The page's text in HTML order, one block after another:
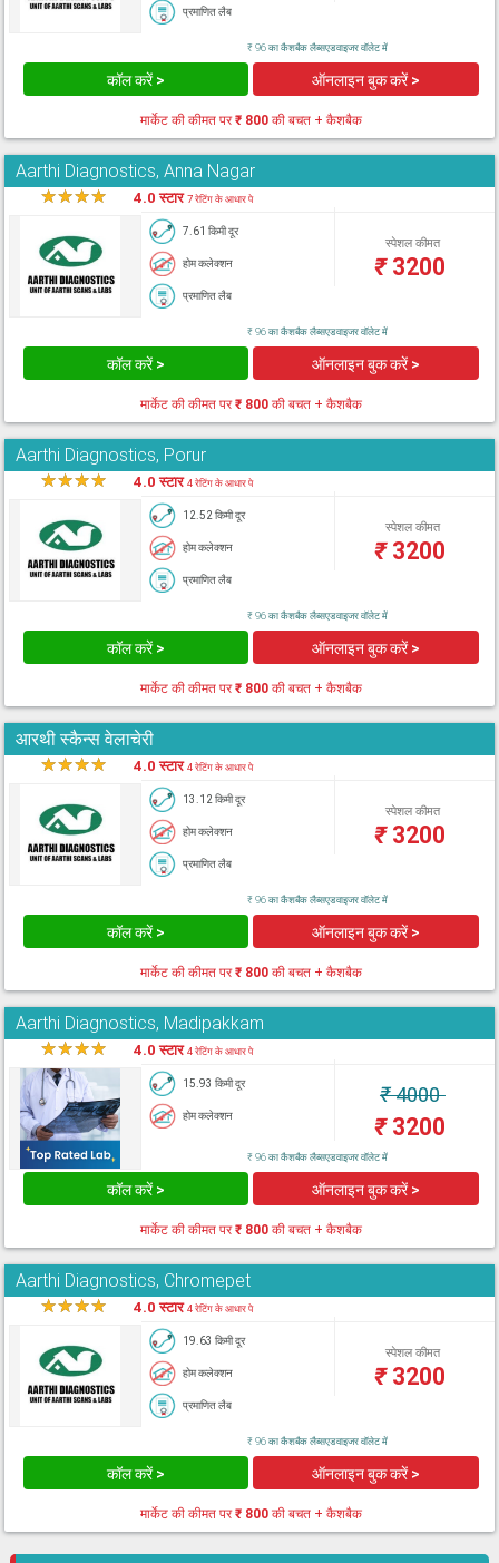
प्रमाणित लैब
₹ 96 का कैशबैक लैब्सएडवाइजर वॉलेट में
कॉल करें > ऑनलाइन बुक करें >
मार्केट की कीमत पर₹ 800की बचत + कैशबैक
Aarthi Diagnostics, Anna Nagar
★★★★ 4.0 स्टार7 रेटिंग के आधार पे
7.61 किमी दूर
होम कलेक्शन
प्रमाणित लैब
स्पेशल कीमत
₹3200
₹ 96 का कैशबैक लैब्सएडवाइजर वॉलेट में
कॉल करें > ऑनलाइन बुक करें >
मार्केट की कीमत पर₹ 800की बचत + कैशबैक
Aarthi Diagnostics, Porur
★★★★ 4.0 स्टार4 रेटिंग के आधार पे
12.52 किमी दूर
होम कलेक्शन
प्रमाणित लैब
स्पेशल कीमत
₹3200
₹ 96 का कैशबैक लैब्सएडवाइजर वॉलेट में
कॉल करें > ऑनलाइन बुक करें >
मार्केट की कीमत पर₹ 800की बचत + कैशबैक
आरथी स्कैन्स वेलाचेरी
★★★★ 4.0 स्टार4 रेटिंग के आधार पे
13.12 किमी दूर
होम कलेक्शन
प्रमाणित लैब
स्पेशल कीमत
₹3200
₹ 96 का कैशबैक लैब्सएडवाइजर वॉलेट में
कॉल करें > ऑनलाइन बुक करें >
मार्केट की कीमत पर₹ 800की बचत + कैशबैक
Aarthi Diagnostics, Madipakkam
★★★★ 4.0 स्टार4 रेटिंग के आधार पे
15.93 किमी दूर
होम कलेक्शन
₹4000
₹3200
₹ 96 का कैशबैक लैब्सएडवाइजर वॉलेट में
कॉल करें > ऑनलाइन बुक करें >
मार्केट की कीमत पर₹ 800की बचत + कैशबैक
Aarthi Diagnostics, Chromepet
★★★★ 4.0 स्टार4 रेटिंग के आधार पे
19.63 किमी दूर
होम कलेक्शन
प्रमाणित लैब
स्पेशल कीमत
₹3200
₹ 96 का कैशबैक लैब्सएडवाइजर वॉलेट में
कॉल करें > ऑनलाइन बुक करें >
मार्केट की कीमत पर₹ 800की बचत + कैशबैक